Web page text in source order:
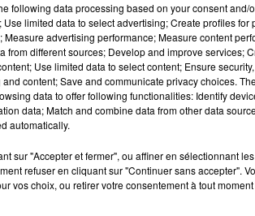
encore plus sur son aventure,
following data processing based on your consent and/
limited data to select advertising; Create profiles
advertising performance; Measure content
from different sources; Develop and improve services;
Use limited data to select content; Ensure
content; Save and communicate privacy choices.
data to offer following functionalities: Identify
data; Match and combine data from other data
automatically.
sur "Accepter et fermer", ou affiner en sélectionnant
refuser en cliquant sur "Continuer sans accepter".
vos choix, ou retirer votre consentement à tout